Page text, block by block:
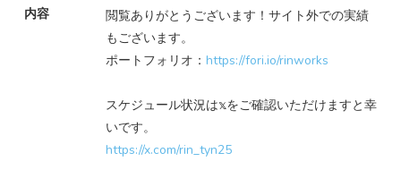
内容
閲覧ありがとうございます！サイト外での実績
もございます。
ポートフォリオ： https://fori.io/rinworks
スケジュール状況は𝕩をご確認いただけますと幸
いです。
https://x.com/rin_tyn25